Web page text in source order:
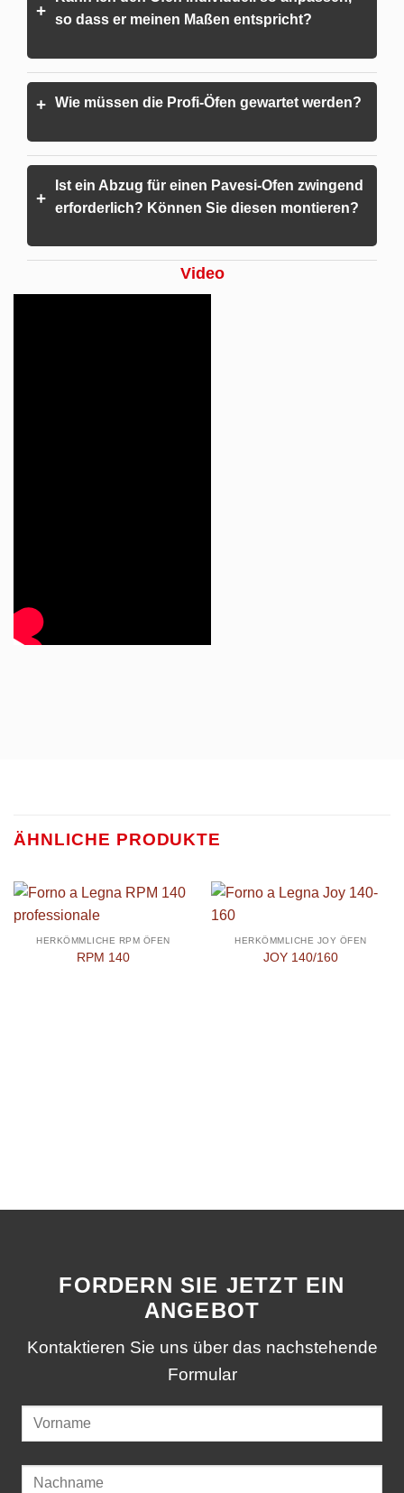
+ so dass er meinen Maßen entspricht?
+ Wie müssen die Profi-Öfen gewartet werden?
+
Ist ein Abzug für einen Pavesi-Ofen zwingend
erforderlich? Können Sie diesen montieren?
Video
ÄHNLICHE PRODUKTE
HERKÖMMLICHE RPM ÖFEN
RPM 140
HERKÖMMLICHE JOY ÖFEN
JOY 140/160
FORDERN SIE JETZT EIN
ANGEBOT
Kontaktieren Sie uns über das nachstehende
Formular